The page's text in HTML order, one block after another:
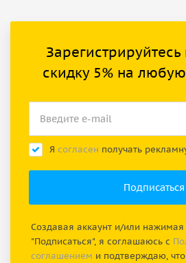
скидку 5% на
Я согласен получать
Создавая аккаунт и/или нажимая
"Подписаться", я соглашаюсь с
соглашением и подтверждаю,